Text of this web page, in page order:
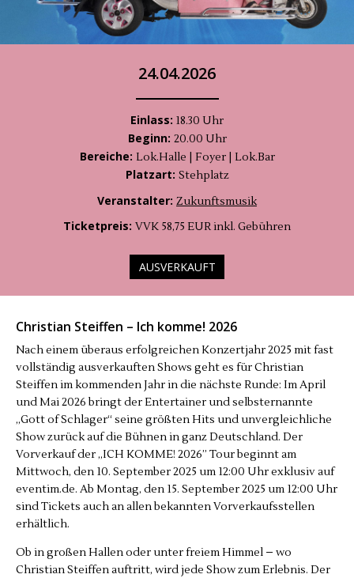
24.04.2026
Einlass: 18.30 Uhr
Beginn: 20.00 Uhr
Bereiche: Lok.Halle | Foyer | Lok.Bar
Platzart: Stehplatz
Veranstalter: Zukunftsmusik
Ticketpreis: VVK 58,75 EUR inkl. Gebühren
AUSVERKAUFT
Christian Steiffen – Ich komme! 2026
Nach einem überaus erfolgreichen Konzertjahr 2025 mit fast
vollständig ausverkauften Shows geht es für Christian
Steiffen im kommenden Jahr in die nächste Runde: Im April
und Mai 2026 bringt der Entertainer und selbsternannte
„Gott of Schlager“ seine größten Hits und unvergleichliche
Show zurück auf die Bühnen in ganz Deutschland. Der
Vorverkauf der „ICH KOMME! 2026” Tour beginnt am
Mittwoch, den 10. September 2025 um 12:00 Uhr exklusiv auf
eventim.de. Ab Montag, den 15. September 2025 um 12:00 Uhr
sind Tickets auch an allen bekannten Vorverkaufsstellen
erhältlich.
Ob in großen Hallen oder unter freiem Himmel – wo
Christian Steiffen auftritt, wird jede Show zum Erlebnis. Der